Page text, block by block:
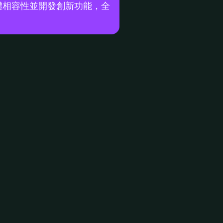
容性並開發創新功能，全